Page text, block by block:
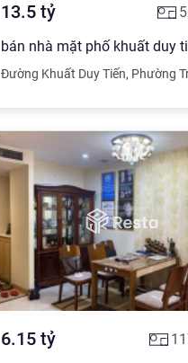
,Hà Nội
13.5tỷ
bán nhà mặt phố khuất duy
Đường Khuất Duy Tiến, Phường
6.15tỷ